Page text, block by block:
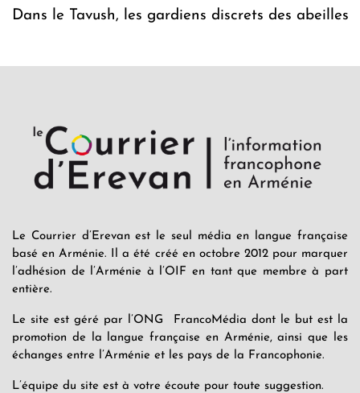
Dans le Tavush, les gardiens discrets des abeilles
Le Courrier d’Erevan est le seul média en langue française
basé en Arménie. Il a été créé en octobre 2012 pour marquer
l’adhésion de l’Arménie à l’OIF en tant que membre à part
entière.
Le site est géré par l’ONG FrancoMédia dont le but est la
promotion de la langue française en Arménie, ainsi que les
échanges entre l’Arménie et les pays de la Francophonie.
L’équipe du site est à votre écoute pour toute suggestion.